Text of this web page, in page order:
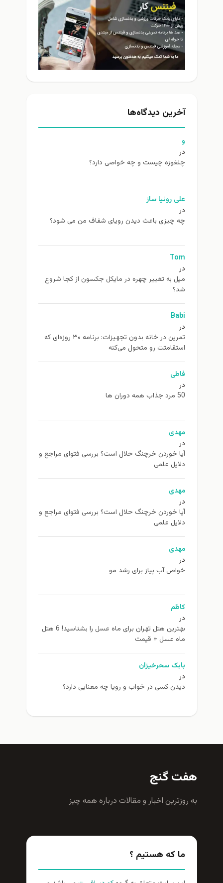
آخرین دیدگاه‌ها
و
در
چلغوزه چیست و چه خواصی دارد؟
علی روئیا ساز
در
چه چیزی باعث دیدن رویای شفاف من می شود؟
Tom
در
ميل به تغيير چهره در مایکل جکسون از كجا شروع
شد؟
Babi
در
تمرین در خانه بدون تجهیزات: برنامه ۳۰ روزه‌ای که
استقامتت رو متحول می‌کنه
فاطی
در
50 مرد جذاب همه دوران ها
مهدی
در
آیا خوردن خرچنگ حلال است؟ بررسی فتوای مراجع و
دلایل علمی
مهدی
در
آیا خوردن خرچنگ حلال است؟ بررسی فتوای مراجع و
دلایل علمی
مهدی
در
خواص آب پیاز برای رشد مو
کاظم
در
بهترین هتل تهران برای ماه عسل را بشناسید! 6 هتل
ماه عسل + قیمت
بابک سحرخیزان
در
دیدن کسی در خواب و رویا چه معنایی دارد؟
هفت گنج
به روزترين اخبار و مقالات درباره همه چيز
ما که هستیم ؟